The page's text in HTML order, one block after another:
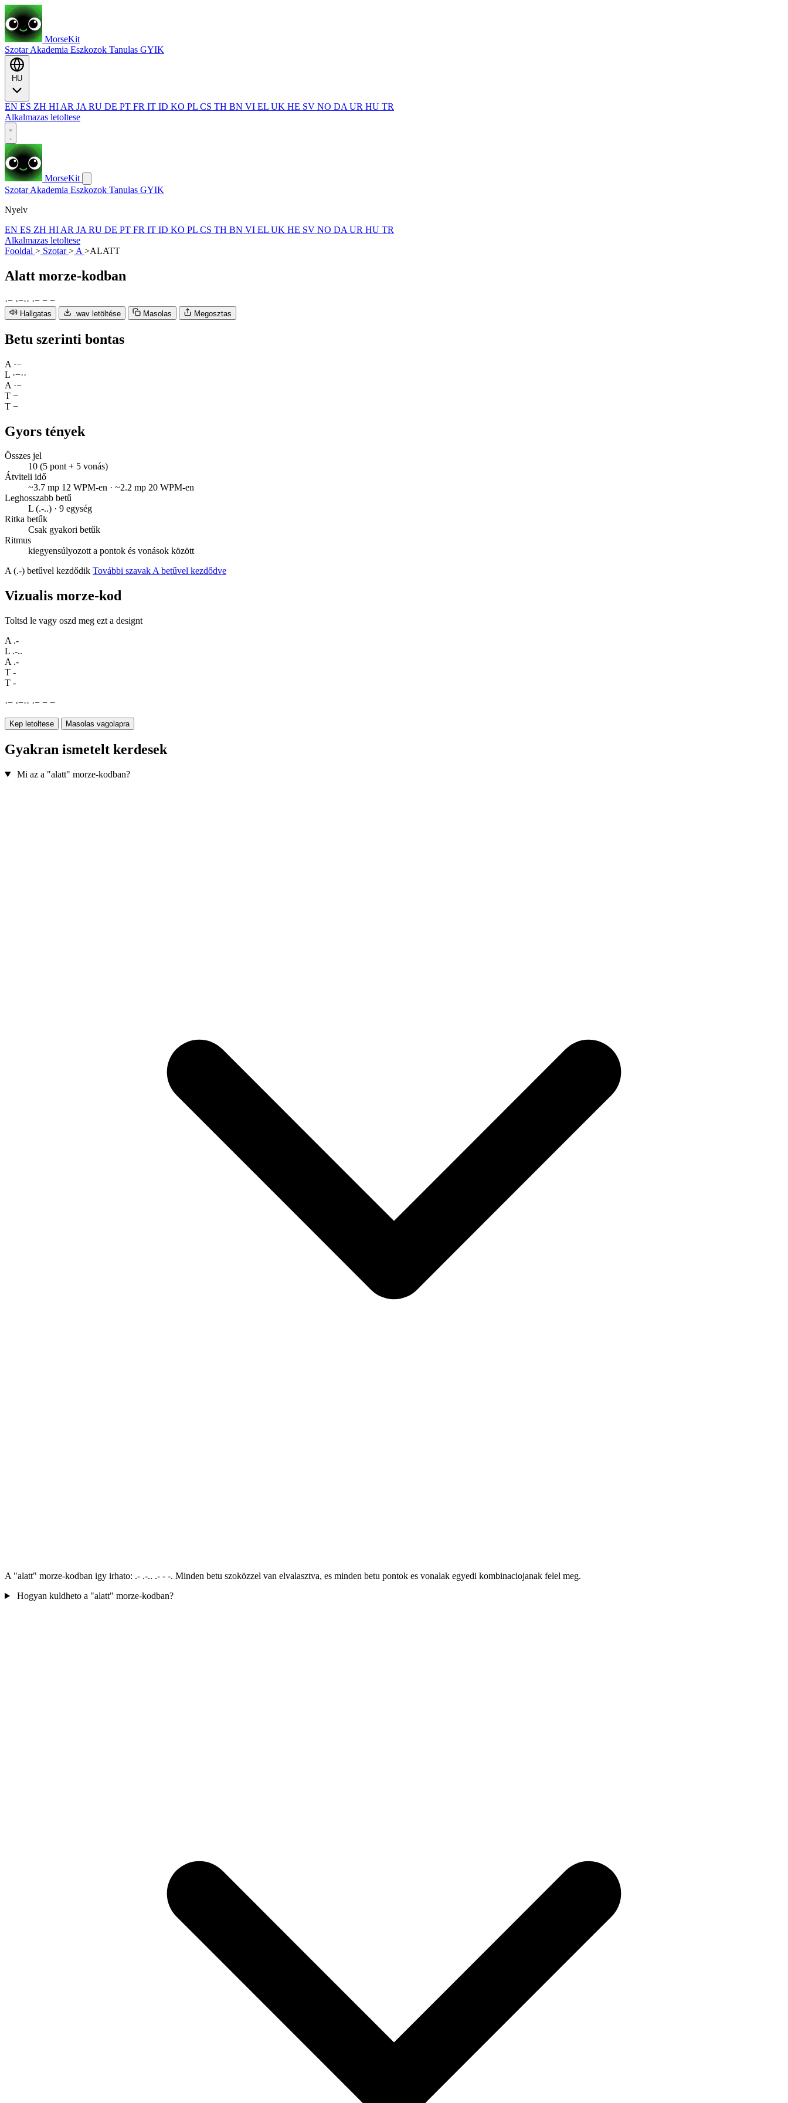
MorseKit
SzotarAkademia Eszkozok Tanulas GYIK
EN ES ZH HI AR JA RU DE PT FR IT ID KO PL CS TH BN VI EL UK HE SV NO DA UR HU TR
Alkalmazas letoltese
MorseKit
SzotarAkademia Eszkozok Tanulas GYIK
Nyelv
EN ES ZH HI AR JA RU DE PT FR IT ID KO PL CS TH BN VI EL UK HE SV NO DA UR HU TR
Alkalmazas letoltese
Fooldal > Szotar> A >ALATT
Alatt morze-kodban
·− ·−·· ·− − −
Hallgatas .wav letöltése Masolas Megosztas
Betu szerinti bontas
A ·−
L ·−··
A ·−
T −
T −
Gyors tények
Összes jel
10 (5 pont + 5 vonás)
Átviteli idő
~3.7 mp 12 WPM-en · ~2.2 mp 20 WPM-en
Leghosszabb betű
L (.-..) · 9 egység
Ritka betűk
Csak gyakori betűk
Ritmus
kiegyensúlyozott a pontok és vonások között
A (.-) betűvel kezdődik További szavak A betűvel kezdődve
Vizualis morze-kod
Toltsd le vagy oszd meg ezt a designt
A .-
L .-..
A .-
T -
T -
·− ·−·· ·− − −
Kep letoltese Masolas vagolapra
Gyakran ismetelt kerdesek
Mi az a "alatt" morze-kodban?
A "alatt" morze-kodban igy irhato: .- .-.. .- - -. Minden betu szoközzel van elvalasztva, es minden betu pontok es vonalak egyedi kombinaciojanak felel meg.
Hogyan kuldheto a "alatt" morze-kodban?